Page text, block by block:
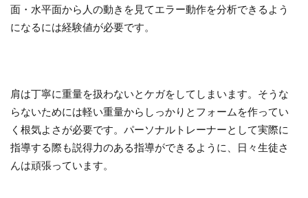
面・水平面から人の動きを見てエラー動作を分析できるよう
になるには経験値が必要です。
肩は丁寧に重量を扱わないとケガをしてしまいます。そうな
らないためには軽い重量からしっかりとフォームを作ってい
く根気よさが必要です。パーソナルトレーナーとして実際に
指導する際も説得力のある指導ができるように、日々生徒さ
んは頑張っています。